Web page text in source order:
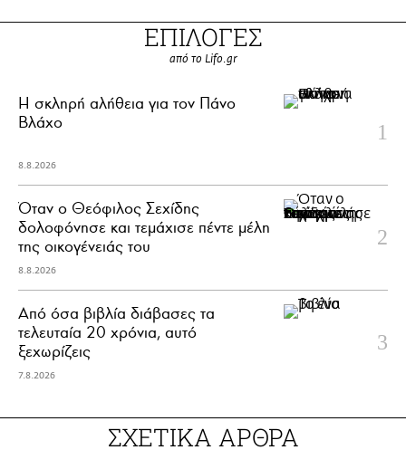
ΕΠΙΛΟΓΕΣ
από το Lifo.gr
H σκληρή αλήθεια για τον Πάνο
Βλάχο
8.8.2026
Όταν ο Θεόφιλος Σεχίδης
δολοφόνησε και τεμάχισε πέντε μέλη
της οικογένειάς του
8.8.2026
Από όσα βιβλία διάβασες τα
τελευταία 20 χρόνια, αυτό
ξεχωρίζεις
7.8.2026
ΣΧΕΤΙΚΑ ΑΡΘΡΑ